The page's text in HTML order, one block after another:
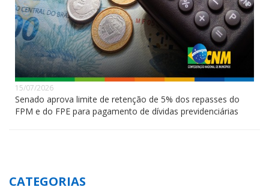
15/07/2026
Senado aprova limite de retenção de 5% dos repasses do
FPM e do FPE para pagamento de dívidas previdenciárias
CATEGORIAS